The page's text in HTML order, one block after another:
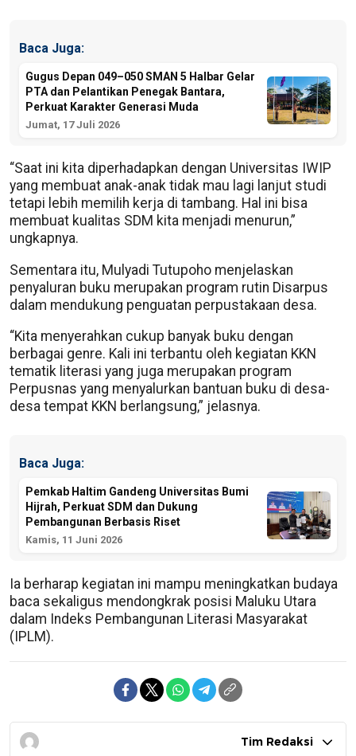
Baca Juga:
Gugus Depan 049–050 SMAN 5 Halbar Gelar
PTA dan Pelantikan Penegak Bantara,
Perkuat Karakter Generasi Muda
Jumat, 17 Juli 2026
“Saat ini kita diperhadapkan dengan Universitas IWIP
yang membuat anak-anak tidak mau lagi lanjut studi
tetapi lebih memilih kerja di tambang. Hal ini bisa
membuat kualitas SDM kita menjadi menurun,”
ungkapnya.
Sementara itu, Mulyadi Tutupoho menjelaskan
penyaluran buku merupakan program rutin Disarpus
dalam mendukung penguatan perpustakaan desa.
“Kita menyerahkan cukup banyak buku dengan
berbagai genre. Kali ini terbantu oleh kegiatan KKN
tematik literasi yang juga merupakan program
Perpusnas yang menyalurkan bantuan buku di desa-
desa tempat KKN berlangsung,” jelasnya.
Baca Juga:
Pemkab Haltim Gandeng Universitas Bumi
Hijrah, Perkuat SDM dan Dukung
Pembangunan Berbasis Riset
Kamis, 11 Juni 2026
Ia berharap kegiatan ini mampu meningkatkan budaya
baca sekaligus mendongkrak posisi Maluku Utara
dalam Indeks Pembangunan Literasi Masyarakat
(IPLM).
Tim Redaksi